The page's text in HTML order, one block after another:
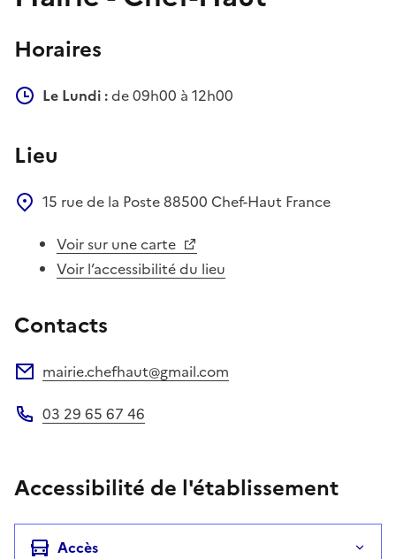
Horaires
Le Lundi :de 09h00 à 12h00
Lieu
15 rue de la Poste88500 Chef-Haut France
Voir sur une carte
Voir l’accessibilité du lieu
Contacts
mairie.chefhaut@gmail.com
03 29 65 67 46
Accessibilité de l'établissement
Accès